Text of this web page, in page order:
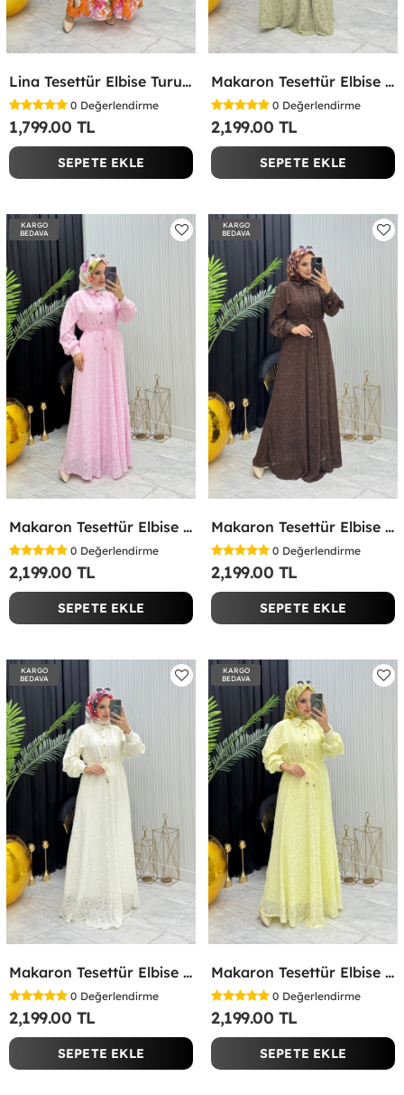
Lina Tesettür Elbise Turuncu Turuncu
0 Değerlendirme
1,799.00 TL
SEPETE EKLE
Makaron Tesettür Elbise Yeşil Yeşil
0 Değerlendirme
2,199.00 TL
SEPETE EKLE
KARGO
BEDAVA
Makaron Tesettür Elbise Pembe Pembe
0 Değerlendirme
2,199.00 TL
SEPETE EKLE
KARGO
BEDAVA
Makaron Tesettür Elbise Kahverengi Kahverengi
0 Değerlendirme
2,199.00 TL
SEPETE EKLE
KARGO
BEDAVA
Makaron Tesettür Elbise Beyaz Beyaz
0 Değerlendirme
2,199.00 TL
SEPETE EKLE
KARGO
BEDAVA
Makaron Tesettür Elbise Sarı Sarı
0 Değerlendirme
2,199.00 TL
SEPETE EKLE